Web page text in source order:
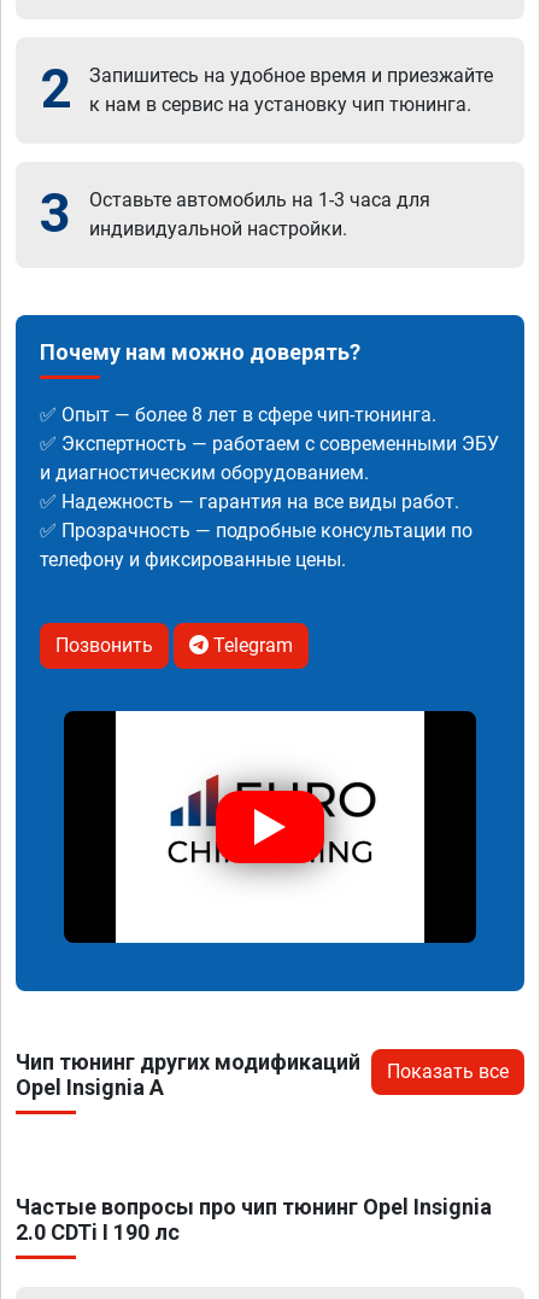
2
Запишитесь на удобное время и приезжайте
к нам в сервис на установку чип тюнинга.
3
Оставьте автомобиль на 1-3 часа для
индивидуальной настройки.
Почему нам можно доверять?
✅ Опыт — более 8 лет в сфере чип-тюнинга.
✅ Экспертность — работаем с современными ЭБУ
и диагностическим оборудованием.
✅ Надежность — гарантия на все виды работ.
✅ Прозрачность — подробные консультации по
телефону и фиксированные цены.
Позвонить Telegram
Чип тюнинг других модификаций
Opel Insignia A
Показать все
Частые вопросы про чип тюнинг Opel Insignia
2.0 CDTi I 190 лс